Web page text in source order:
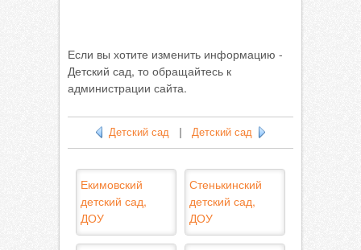
Если вы хотите изменить информацию -
Детский сад, то обращайтесь к
администрации сайта.
Детский сад Детский сад
Екимовский
детский сад,
ДОУ
Стенькинский
детский сад,
ДОУ